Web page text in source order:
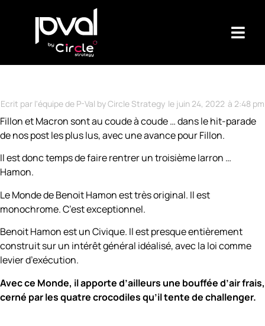
Ecrit par l'équipe de P-Val by Circle Strategy le juin 24, 2022 à 2:48 pm
Fillon et Macron sont au coude à coude … dans le hit-parade
de nos post les plus lus, avec une avance pour Fillon.
Il est donc temps de faire rentrer un troisième larron …
Hamon.
Le Monde de Benoit Hamon est très original. Il est
monochrome. C’est exceptionnel.
Benoit Hamon est un Civique. Il est presque entièrement
construit sur un intérêt général idéalisé, avec la loi comme
levier d’exécution.
Avec ce Monde, il apporte d’ailleurs une bouffée d’air frais,
cerné par les quatre crocodiles qu’il tente de challenger.